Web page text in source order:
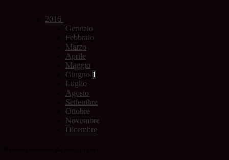
2016
Gennaio
Febbraio
Marzo
Aprile
Maggio
Giugno 1
Luglio
Agosto
Settembre
Ottobre
Novembre
Dicembre